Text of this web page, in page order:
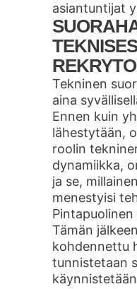
asiantuntijat
Tekninen
aina
Ennen kuin
lähestytään,
roolin
dynamiikka,
ja se,
menestyisi
Tämän
kohdennettu
tunnistetaan